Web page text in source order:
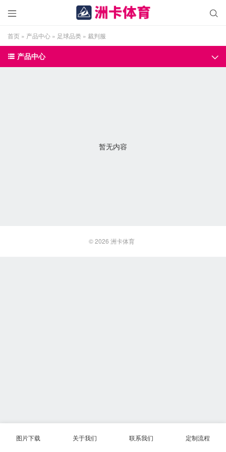


首页 » 产品中心 » 足球品类 » 裁判服
 产品中心 
暂无内容
© 2026 洲卡体育
图片下载 关于我们 联系我们 定制流程